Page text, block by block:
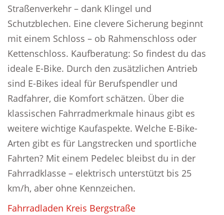
Straßenverkehr – dank Klingel und
Schutzblechen. Eine clevere Sicherung beginnt
mit einem Schloss – ob Rahmenschloss oder
Kettenschloss. Kaufberatung: So findest du das
ideale E-Bike. Durch den zusätzlichen Antrieb
sind E-Bikes ideal für Berufspendler und
Radfahrer, die Komfort schätzen. Über die
klassischen Fahrradmerkmale hinaus gibt es
weitere wichtige Kaufaspekte. Welche E-Bike-
Arten gibt es für Langstrecken und sportliche
Fahrten? Mit einem Pedelec bleibst du in der
Fahrradklasse – elektrisch unterstützt bis 25
km/h, aber ohne Kennzeichen.
Fahrradladen Kreis Bergstraße